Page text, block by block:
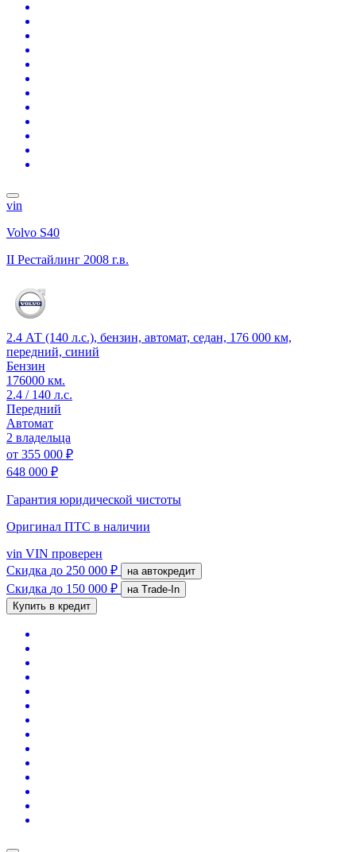
vin
Volvo S40
II Рестайлинг 2008 г.в.
2.4 АТ (140 л.с.), бензин, автомат, седан, 176 000 км,
передний, синий
Бензин
176000 км.
2.4 / 140 л.с.
Передний
Автомат
2 владельца
от 355 000 ₽
648 000 ₽
Гарантия юридической чистоты
Оригинал ПТС в наличии
vin VIN проверен
Скидка до 250 000 ₽ на автокредит
Скидка до 150 000 ₽
на Trade-In
Купить в кредит